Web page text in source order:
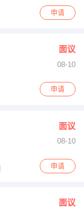
申请
面议
08-10
申请
面议
08-10
座1711
申请
面议